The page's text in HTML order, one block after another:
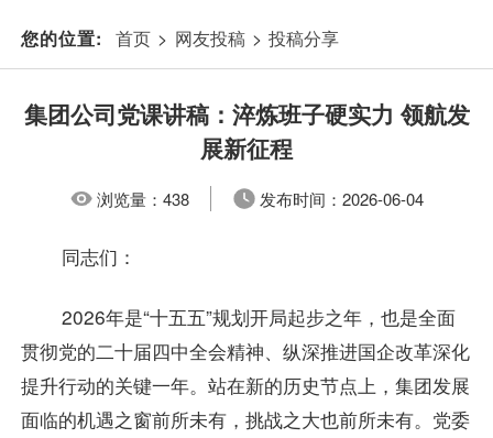
您的位置: 首页 > 网友投稿 > 投稿分享
集团公司党课讲稿：淬炼班子硬实力 领航发
展新征程
浏览量：438 发布时间： 2026-06-04
同志们：
2026年是“十五五”规划开局起步之年，也是全面
贯彻党的二十届四中全会精神、纵深推进国企改革深化
提升行动的关键一年。站在新的历史节点上，集团发展
面临的机遇之窗前所未有，挑战之大也前所未有。党委